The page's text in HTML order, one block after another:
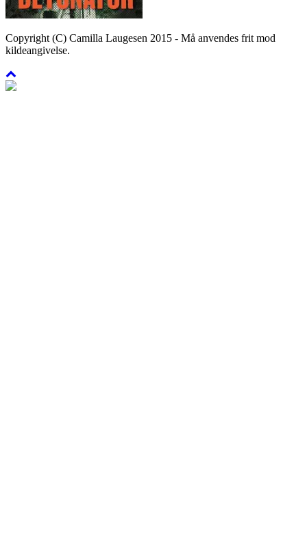
Copyright (C) Camilla Laugesen 2015 - Må anvendes frit mod
kildeangivelse.